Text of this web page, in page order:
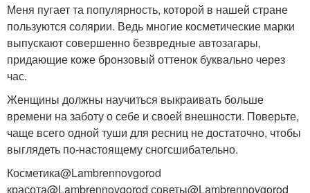
Меня пугает та популярность, которой в нашей стране
пользуются солярии. Ведь многие косметические марки
выпускают совершенно безвредные автозагары,
придающие коже бронзовый оттенок буквально через
час.
Женщины должны научиться выкраивать больше
времени на заботу о себе и своей внешности. Поверьте,
чаще всего одной туши для ресниц не достаточно, чтобы
выглядеть по-настоящему сногсшибательно.
Косметика@Lambrennovgorod
красота@Lambrennovgorod советы@Lambrennovgorod